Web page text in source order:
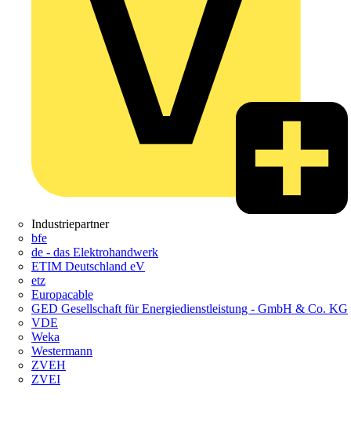
Industriepartner
bfe
de - das Elektrohandwerk
ETIM Deutschland eV
etz
Europacable
GED Gesellschaft für Energiedienstleistung - GmbH & Co. KG
VDE
Weka
Westermann
ZVEH
ZVEI